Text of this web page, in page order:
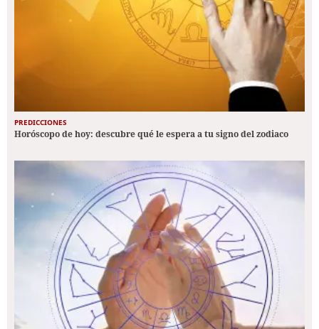
PREDICCIONES
Horóscopo de hoy: descubre qué le espera a tu signo del zodiaco